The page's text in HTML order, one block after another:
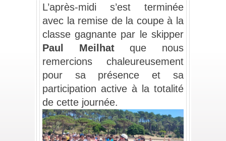
L’après-midi s’est terminée
avec la remise de la coupe à la
classe gagnante par le skipper
Paul Meilhat que nous
remercions chaleureusement
pour sa présence et sa
participation active à la totalité
de cette journée.